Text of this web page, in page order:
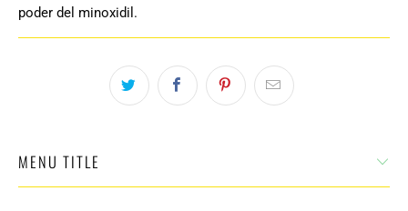
poder del minoxidil.
MENU TITLE